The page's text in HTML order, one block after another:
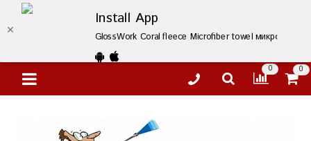
Install App
GlossWork Coral fleece Microfiber towel микрофибра
0 0